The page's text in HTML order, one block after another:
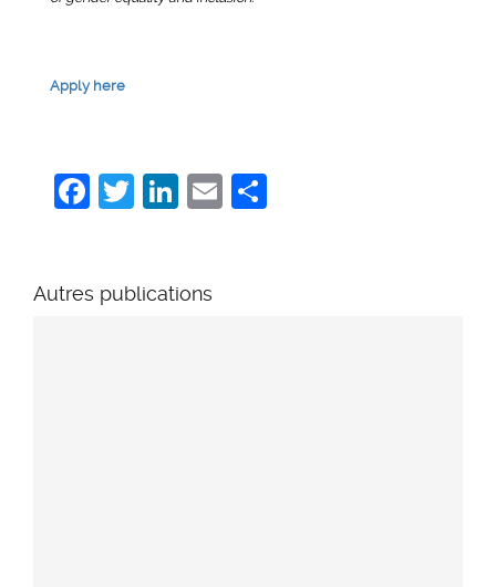
Apply here
Facebook
Twitter
LinkedIn
Email
Autres publications